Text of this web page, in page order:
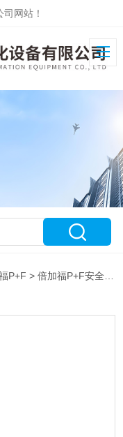
网站！
P+F >倍加福P+F安全栅